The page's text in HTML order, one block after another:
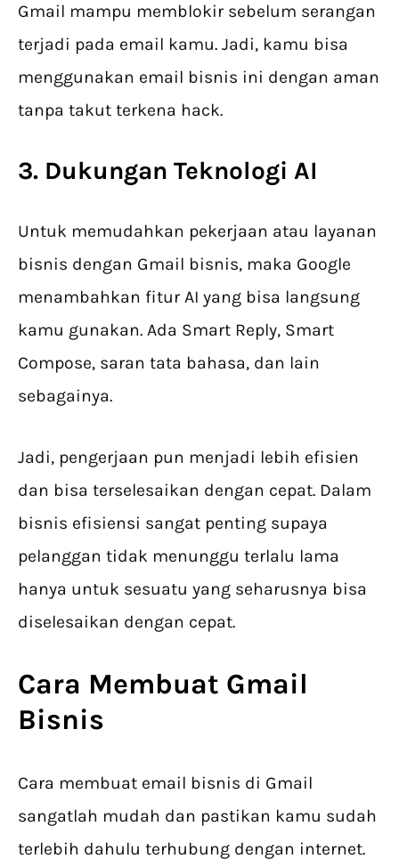
Gmail mampu memblokir sebelum serangan
terjadi pada email kamu. Jadi, kamu bisa
menggunakan email bisnis ini dengan aman
tanpa takut terkena hack.
3. Dukungan Teknologi AI
Untuk memudahkan pekerjaan atau layanan
bisnis dengan Gmail bisnis, maka Google
menambahkan fitur AI yang bisa langsung
kamu gunakan. Ada Smart Reply, Smart
Compose, saran tata bahasa, dan lain
sebagainya.
Jadi, pengerjaan pun menjadi lebih efisien
dan bisa terselesaikan dengan cepat. Dalam
bisnis efisiensi sangat penting supaya
pelanggan tidak menunggu terlalu lama
hanya untuk sesuatu yang seharusnya bisa
diselesaikan dengan cepat.
Cara Membuat Gmail
Bisnis
Cara membuat email bisnis di Gmail
sangatlah mudah dan pastikan kamu sudah
terlebih dahulu terhubung dengan internet.